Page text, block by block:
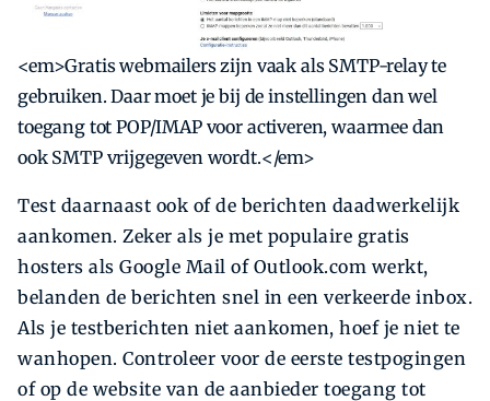
<em>Gratis webmailers zijn vaak als SMTP-relay te
gebruiken. Daar moet je bij de instellingen dan wel
toegang tot POP/IMAP voor activeren, waarmee dan
ook SMTP vrijgegeven wordt.</em>
Test daarnaast ook of de berichten daadwerkelijk
aankomen. Zeker als je met populaire gratis
hosters als Google Mail of Outlook.com werkt,
belanden de berichten snel in een verkeerde inbox.
Als je testberichten niet aankomen, hoef je niet te
wanhopen. Controleer voor de eerste testpogingen
of op de website van de aanbieder toegang tot